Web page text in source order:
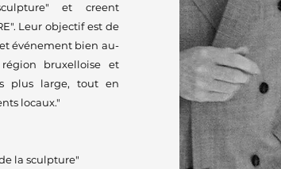
et creent
Leur objectif est de
événement bien au-
bruxelloise et
plus large, tout en
locaux."
la sculpture"